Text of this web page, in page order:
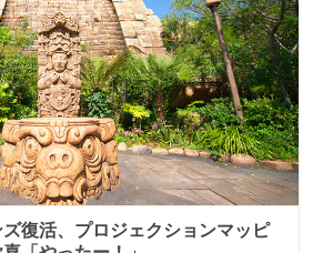
復活、プロジェクションマッピ